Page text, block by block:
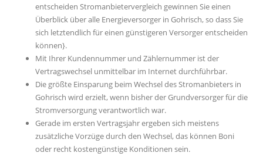
entscheiden Stromanbietervergleich gewinnen Sie einen
Überblick über alle Energieversorger in Gohrisch, so dass Sie
sich letztendlich für einen günstigeren Versorger entscheiden
können}.
Mit Ihrer Kundennummer und Zählernummer ist der
Vertragswechsel unmittelbar im Internet durchführbar.
Die größte Einsparung beim Wechsel des Stromanbieters in
Gohrisch wird erzielt, wenn bisher der Grundversorger für die
Stromversorgung verantwortlich war.
Gerade im ersten Vertragsjahr ergeben sich meistens
zusätzliche Vorzüge durch den Wechsel, das können Boni
oder recht kostengünstige Konditionen sein.